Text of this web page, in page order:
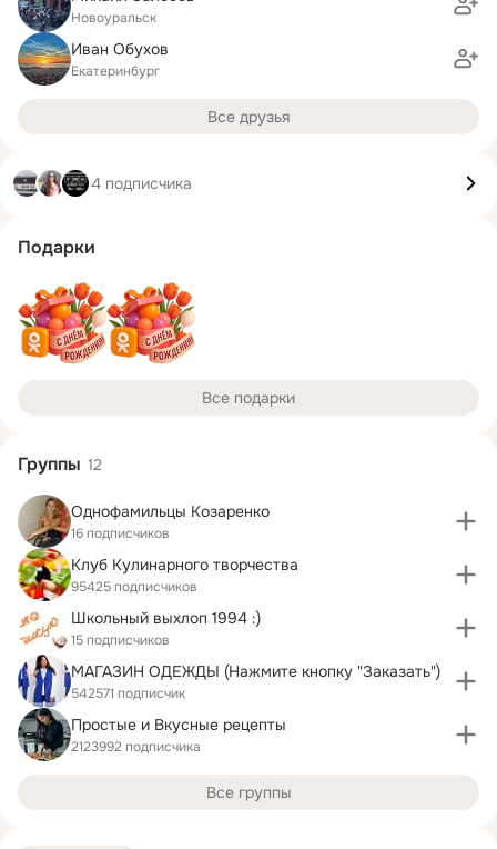
Новоуральск
Иван Обухов
Екатеринбург
Все друзья
4 подписчика
Подарки
Все подарки
Группы 12
Однофамильцы Козаренко
16 подписчиков
Клуб Кулинарного творчества
95425 подписчиков
Школьный выхлоп 1994 :)
15 подписчиков
МАГАЗИН ОДЕЖДЫ (Нажмите кнопку "Заказать")
542571 подписчик
Простые и Вкусные рецепты
2123992 подписчика
Все группы